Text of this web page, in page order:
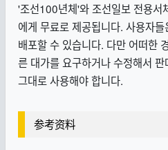
'조선100년체'와 조선일보 전용서
에게 무료로 제공됩니다. 사용자
배포할 수 있습니다. 다만 어떠한
른 대가를 요구하거나 수정해서
그대로 사용해야 합니다.
参考资料